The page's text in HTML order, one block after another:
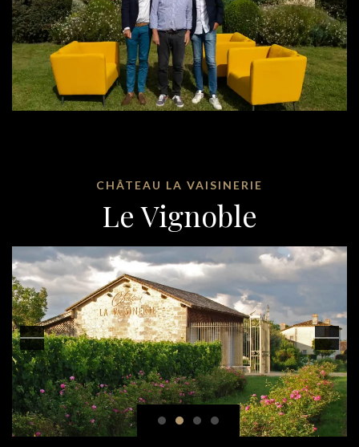
CHÂTEAU LA VAISINERIE
Le Vignoble